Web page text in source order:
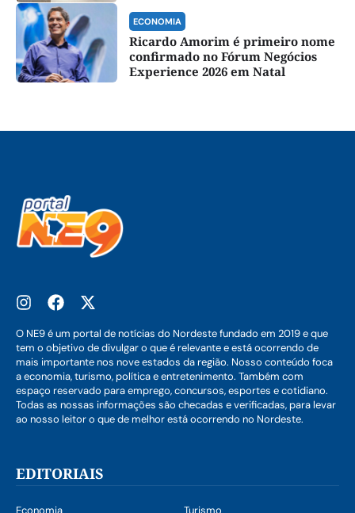
ECONOMIA
Ricardo Amorim é primeiro nome
confirmado no Fórum Negócios
Experience 2026 em Natal
O NE9 é um portal de notícias do Nordeste fundado em 2019 e que
tem o objetivo de divulgar o que é relevante e está ocorrendo de
mais importante nos nove estados da região. Nosso conteúdo foca
a economia, turismo, política e entretenimento. Também com
espaço reservado para emprego, concursos, esportes e cotidiano.
Todas as nossas informações são checadas e verificadas, para levar
ao nosso leitor o que de melhor está ocorrendo no Nordeste.
EDITORIAIS
Economia Turismo